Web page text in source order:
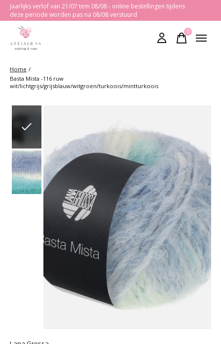
Jaarlijks verlof van 21/07 tem 08/08 - online bestellingen tijdens
deze periode worden pas na 08/08 verstuurd
0items
Home /
Basta Mista -116 ruw
wit/lichtgrijs/grijsblauw/witgroen/turkoois/mintturkoois